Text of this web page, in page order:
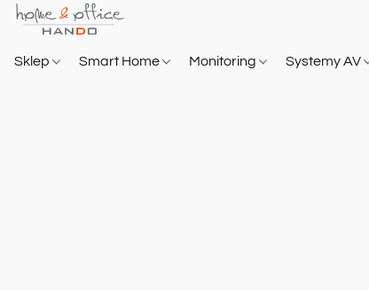
Sklep Smart Home Monitoring Systemy AV